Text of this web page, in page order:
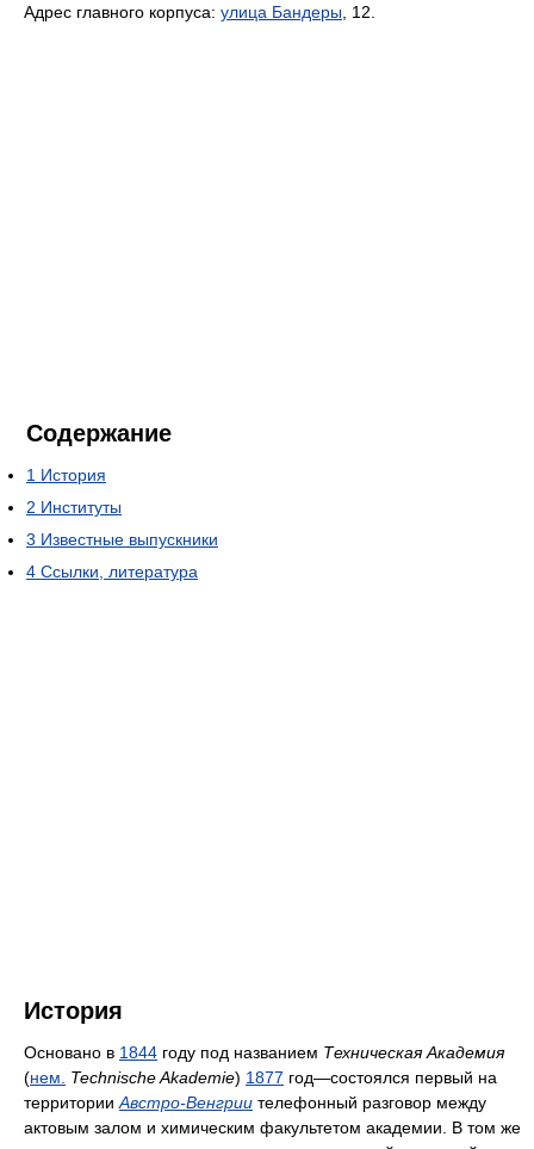
Адрес главного корпуса: улица Бандеры , 12.
Содержание
1 История
2 Институты
3 Известные выпускники
4 Ссылки, литература
История
Основано в 1844 году под названием Техническая Академия
(нем. Technische Akademie) 1877 год—состоялся первый на
территории Австро-Венгрии телефонный разговор между
актовым залом и химическим факультетом академии. В том же